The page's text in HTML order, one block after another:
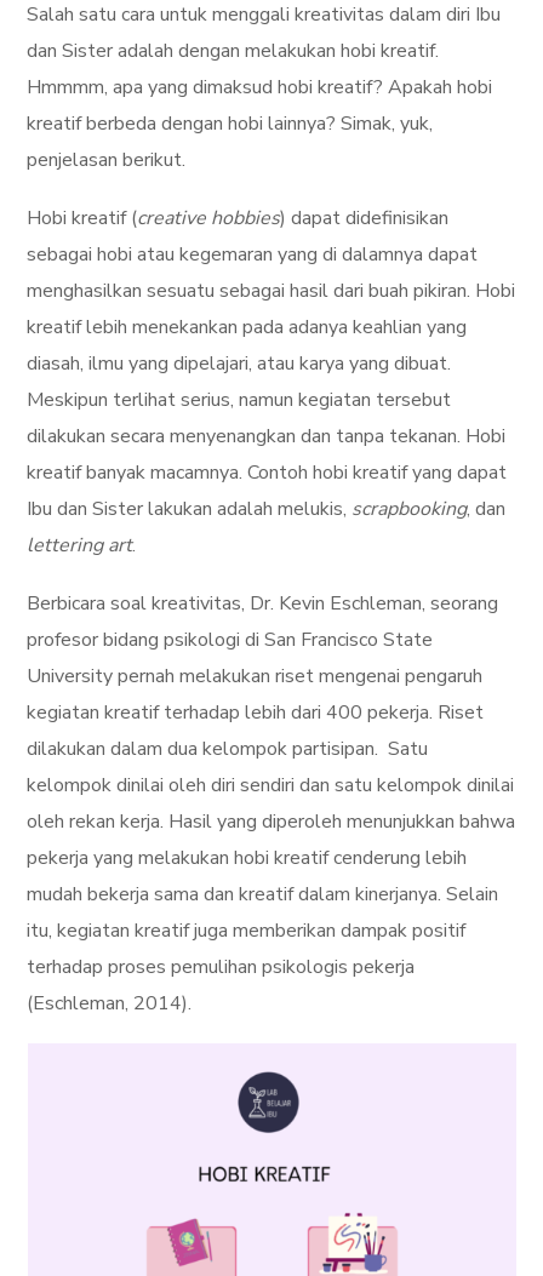
Salah satu cara untuk menggali kreativitas dalam diri Ibu
dan Sister adalah dengan melakukan hobi kreatif.
Hmmmm, apa yang dimaksud hobi kreatif? Apakah hobi
kreatif berbeda dengan hobi lainnya? Simak, yuk,
penjelasan berikut.
Hobi kreatif (creative hobbies) dapat didefinisikan
sebagai hobi atau kegemaran yang di dalamnya dapat
menghasilkan sesuatu sebagai hasil dari buah pikiran. Hobi
kreatif lebih menekankan pada adanya keahlian yang
diasah, ilmu yang dipelajari, atau karya yang dibuat.
Meskipun terlihat serius, namun kegiatan tersebut
dilakukan secara menyenangkan dan tanpa tekanan. Hobi
kreatif banyak macamnya. Contoh hobi kreatif yang dapat
Ibu dan Sister lakukan adalah melukis, scrapbooking, dan
lettering art.
Berbicara soal kreativitas, Dr. Kevin Eschleman, seorang
profesor bidang psikologi di San Francisco State
University pernah melakukan riset mengenai pengaruh
kegiatan kreatif terhadap lebih dari 400 pekerja. Riset
dilakukan dalam dua kelompok partisipan. Satu
kelompok dinilai oleh diri sendiri dan satu kelompok dinilai
oleh rekan kerja. Hasil yang diperoleh menunjukkan bahwa
pekerja yang melakukan hobi kreatif cenderung lebih
mudah bekerja sama dan kreatif dalam kinerjanya. Selain
itu, kegiatan kreatif juga memberikan dampak positif
terhadap proses pemulihan psikologis pekerja
(Eschleman, 2014).